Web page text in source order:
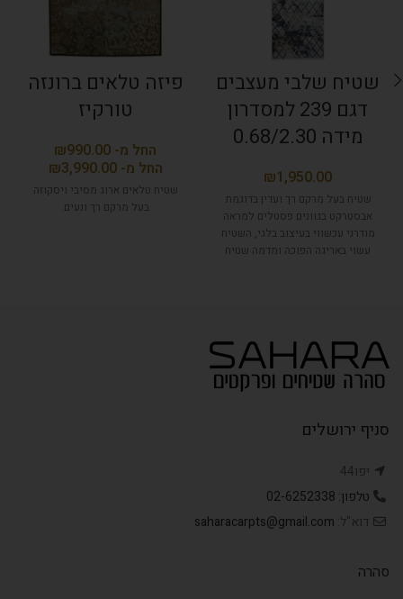
שטיח שלבי מעצבים
דגם 239 למסדרון
מידה 0.68/2.30
₪
שטיח בעל מרקם רך ועדין בדוגמת
אבסטרקט בגוונים פסטלים למראה
מודרני עכשווי בעיצוב בלגי, השטיח
עשוי באריגה הפוכה ומדמה שטיח
פיזה טלאים ברונזה
טורקיז
₪
₪
שטיח טלאים ארוג מסיבי ויסקוזה
בעל מרקם רך ונעים.
סניף ירושלים
יפו44
טלפון: 02-6252338
דוא"ל: saharacarpts@gmail.com
סהרה